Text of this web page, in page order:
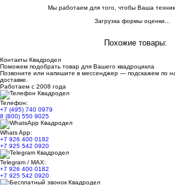
Мы работаем для того, чтобы Ваша
Загрузка формы оценки...
Похожие товары:
Контакты Квадродел
Поможем подобрать товар для Вашего квадроцикла
Позвоните или напишите в мессенджер — подскажем по
доставке.
Работаем с 2008 года
Телефон:
+7 (495) 740 0979
8 (800) 550 9025
Whats App:
+7 926 400 0182
+7 925 542 0920
Telegram / MAX:
+7 926 400 0182
+7 925 542 0920